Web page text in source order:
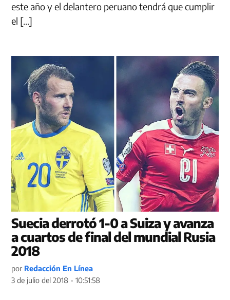
este año y el delantero peruano tendrá que cumplir
el […]
Suecia derrotó 1-0 a Suiza y avanza
a cuartos de final del mundial Rusia
2018
por Redacción En Línea
3 de julio del 2018 - 10:51:58